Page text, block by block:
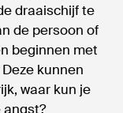
draaischijf te
de persoon of
beginnen met
kunnen
waar kun je
angst?